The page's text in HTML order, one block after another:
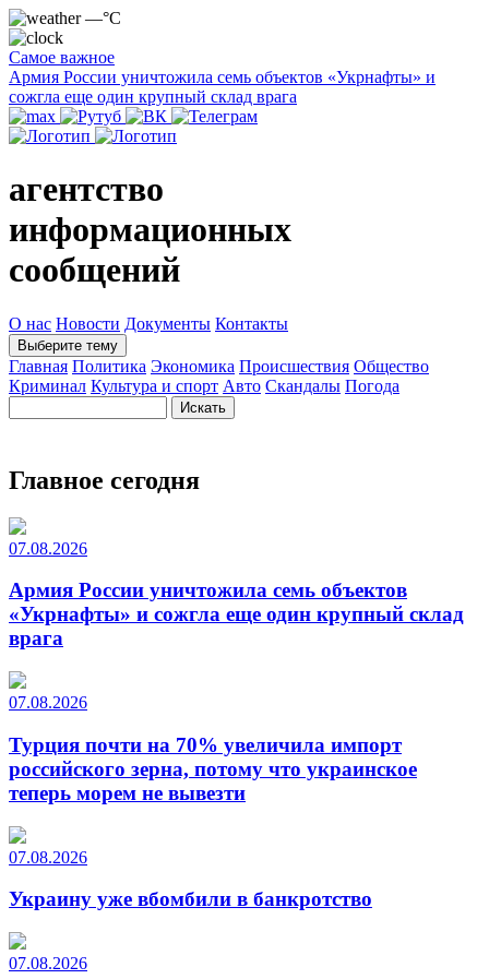
—°C
Самое важное
Армия России уничтожила семь объектов «Укрнафты» и
сожгла еще один крупный склад врага
агентство
информационных
сообщений
О нас Новости Документы Контакты
Выберите тему
Главная Политика Экономика Происшествия Общество
Криминал Культура и спорт Авто Скандалы Погода
Главное сегодня
07.08.2026
Армия России уничтожила семь объектов
«Укрнафты» и сожгла еще один крупный склад
врага
07.08.2026
Турция почти на 70% увеличила импорт
российского зерна, потому что украинское
теперь морем не вывезти
07.08.2026
Украину уже вбомбили в банкротство
07.08.2026